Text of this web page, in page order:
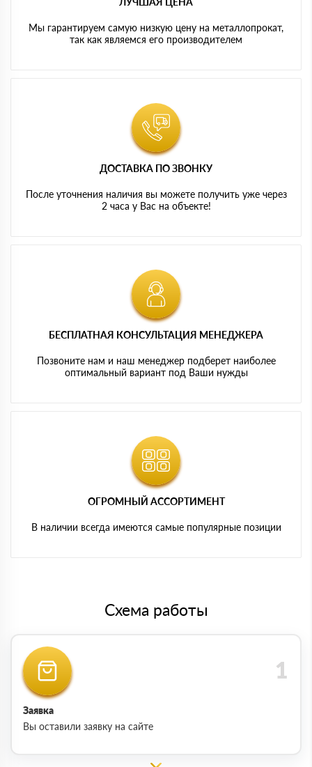
Мы гарантируем самую низкую цену на металлопрокат,
так как являемся его производителем
ДОСТАВКА ПО ЗВОНКУ
После уточнения наличия вы можете получить уже через
2 часа у Вас на объекте!
БЕСПЛАТНАЯ КОНСУЛЬТАЦИЯ МЕНЕДЖЕРА
Позвоните нам и наш менеджер подберет наиболее
оптимальный вариант под Ваши нужды
ОГРОМНЫЙ АССОРТИМЕНТ
В наличии всегда имеются самые популярные позиции
Схема работы
Заявка
Вы оставили заявку на сайте